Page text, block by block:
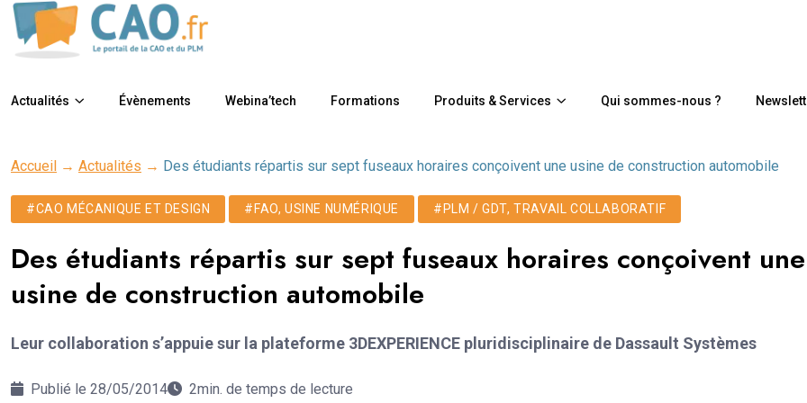
Actualités Évènements Webina’tech Formations Produits & Services Qui sommes-nous ?
Accueil → Actualités → Des étudiants répartis sur sept fuseaux horaires conçoivent une usine de construction automobile
#CAO MÉCANIQUE ET DESIGN #FAO, USINE NUMÉRIQUE #PLM / GDT, TRAVAIL COLLABORATIF
Des étudiants répartis sur sept fuseaux horaires conçoivent une
usine de construction automobile
Leur collaboration s’appuie sur la plateforme 3DEXPERIENCE pluridisciplinaire de Dassault Systèmes
Publié le 28/05/2014 2min. de temps de lecture